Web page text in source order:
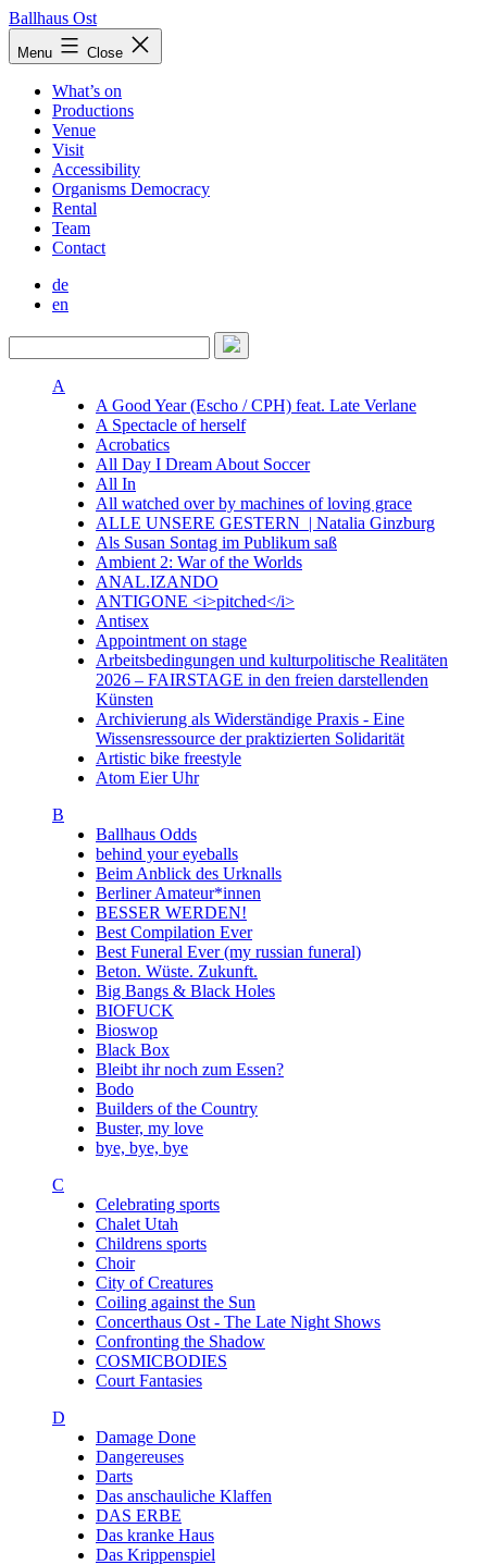
Skip
to
content
Ballhaus Ost
Ballhaus
Ost
Menu Close
What’s on
Productions
Venue
Visit
Accessibility
Organisms Democracy
Rental
Team
Contact
de
en
A
A Good Year (Escho / CPH) feat. Late Verlane
A Spectacle of herself
Acrobatics
All Day I Dream About Soccer
All In
All watched over by machines of loving grace
ALLE UNSERE GESTERN | Natalia Ginzburg
Als Susan Sontag im Publikum saß
Ambient 2: War of the Worlds
ANAL.IZANDO
ANTIGONE <i>pitched</i>
Antisex
Appointment on stage
Arbeitsbedingungen und kulturpolitische Realitäten
2026 – FAIRSTAGE in den freien darstellenden
Künsten
Archivierung als Widerständige Praxis - Eine
Wissensressource der praktizierten Solidarität
Artistic bike freestyle
Atom Eier Uhr
B
Ballhaus Odds
behind your eyeballs
Beim Anblick des Urknalls
Berliner Amateur*innen
BESSER WERDEN!
Best Compilation Ever
Best Funeral Ever (my russian funeral)
Beton. Wüste. Zukunft.
Big Bangs & Black Holes
BIOFUCK
Bioswop
Black Box
Bleibt ihr noch zum Essen?
Bodo
Builders of the Country
Buster, my love
bye, bye, bye
C
Celebrating sports
Chalet Utah
Childrens sports
Choir
City of Creatures
Coiling against the Sun
Concerthaus Ost - The Late Night Shows
Confronting the Shadow
COSMICBODIES
Court Fantasies
D
Damage Done
Dangereuses
Darts
Das anschauliche Klaffen
DAS ERBE
Das kranke Haus
Das Krippenspiel